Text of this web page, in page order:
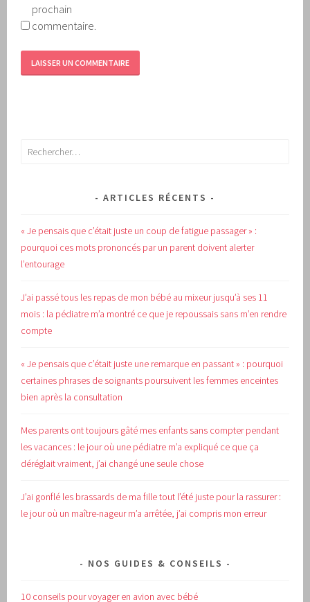
prochain
commentaire.
Rechercher :
ARTICLES RÉCENTS
« Je pensais que c’était juste un coup de fatigue passager » :
pourquoi ces mots prononcés par un parent doivent alerter
l’entourage
J’ai passé tous les repas de mon bébé au mixeur jusqu’à ses 11
mois : la pédiatre m’a montré ce que je repoussais sans m’en rendre
compte
« Je pensais que c’était juste une remarque en passant » : pourquoi
certaines phrases de soignants poursuivent les femmes enceintes
bien après la consultation
Mes parents ont toujours gâté mes enfants sans compter pendant
les vacances : le jour où une pédiatre m’a expliqué ce que ça
déréglait vraiment, j’ai changé une seule chose
J’ai gonflé les brassards de ma fille tout l’été juste pour la rassurer :
le jour où un maître-nageur m’a arrêtée, j’ai compris mon erreur
NOS GUIDES & CONSEILS
10 conseils pour voyager en avion avec bébé